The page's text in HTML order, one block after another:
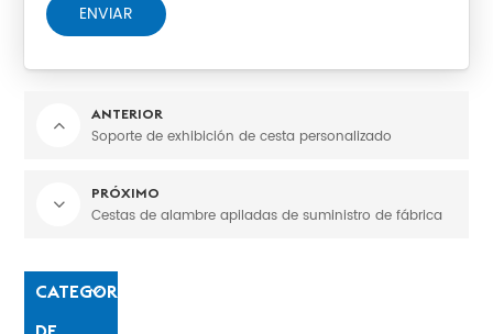
ENVIAR
ANTERIOR
Soporte de exhibición de cesta personalizado
PRÓXIMO
Cestas de alambre apiladas de suministro de fábrica
CATEGORÍAS